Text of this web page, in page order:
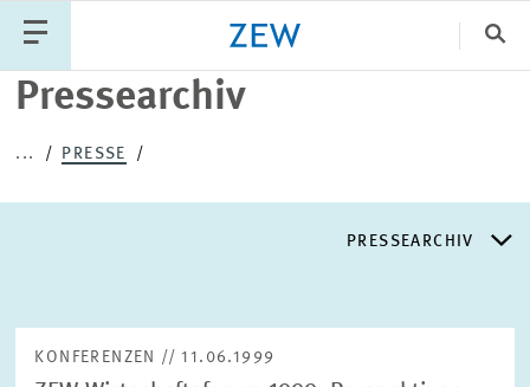
Pressearchiv
... PRESSE
PRESSEARCHIV
KONFERENZEN // 11.06.1999